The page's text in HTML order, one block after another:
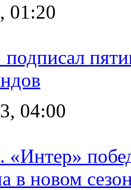
01:20
04:00
«Интер»
в новом